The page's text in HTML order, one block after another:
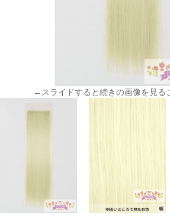
←スライドすると続きの画像を見る